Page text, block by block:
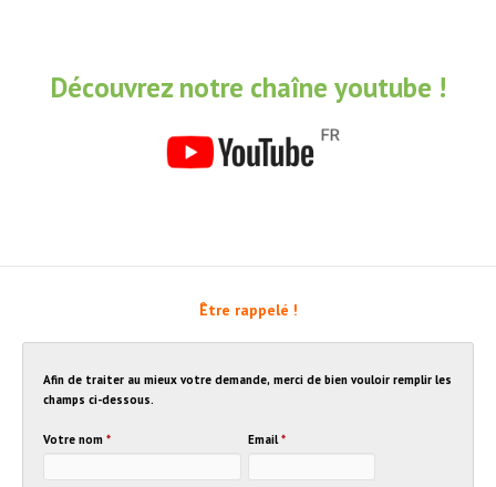
Découvrez notre chaîne youtube !
Être rappelé !
Afin de traiter au mieux votre demande, merci de bien vouloir remplir les
champs ci-dessous.
Votre nom * Email*